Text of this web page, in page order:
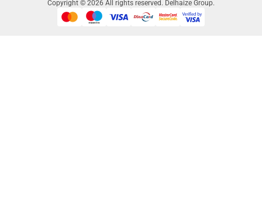
Copyright © 2026 All rights reserved. Delhaize Group.